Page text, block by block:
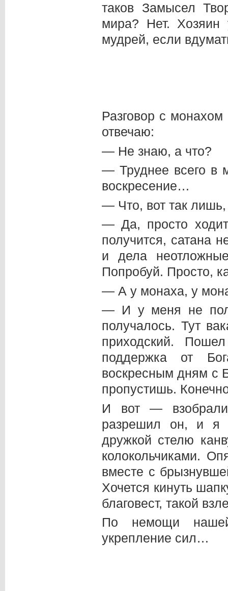
таков Замысел
мира? Нет.
мудрей, если
Разговор с
отвечаю:
— Не знаю, а что?
— Труднее всего в
воскресение…
— Что, вот так лишь,
— Да, просто
получится, сатана
и дела
Попробуй. Просто,
— А у монаха, у
— И у меня не
получалось. Тут
приходский.
поддержка от
воскресным дням с
пропустишь.
И вот —
разрешил он, и я
дружкой стелю
колокольчиками.
вместе с
Хочется кинуть
благовест, такой
По немощи
укрепление сил…